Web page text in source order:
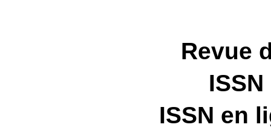
Revue
ISSN
ISSN en